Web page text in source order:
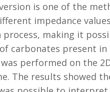
is one of the
impedance
making it
carbonates present in
performed on the
The results showed